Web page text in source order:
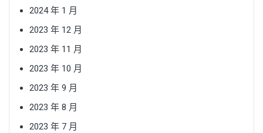
2024 年 1 月
2023 年 12 月
2023 年 11 月
2023 年 10 月
2023 年 9 月
2023 年 8 月
2023 年 7 月